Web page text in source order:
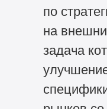
по
на
задача